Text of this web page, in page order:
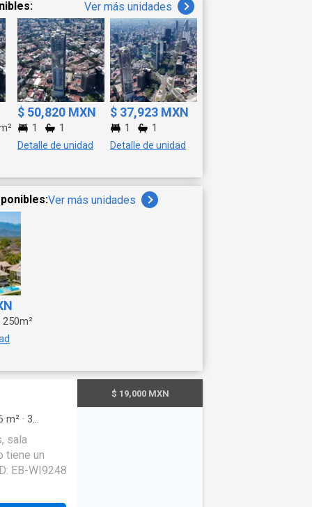
Ver más unidades
$ 50,820 MXN
1 1
Detalle de unidad
$ 37,923 MXN
1 1
Detalle de unidad
Ver más unidades
250m²
m² · 3
sala
tiene un
EB-WI9248
$ 19,000 MXN